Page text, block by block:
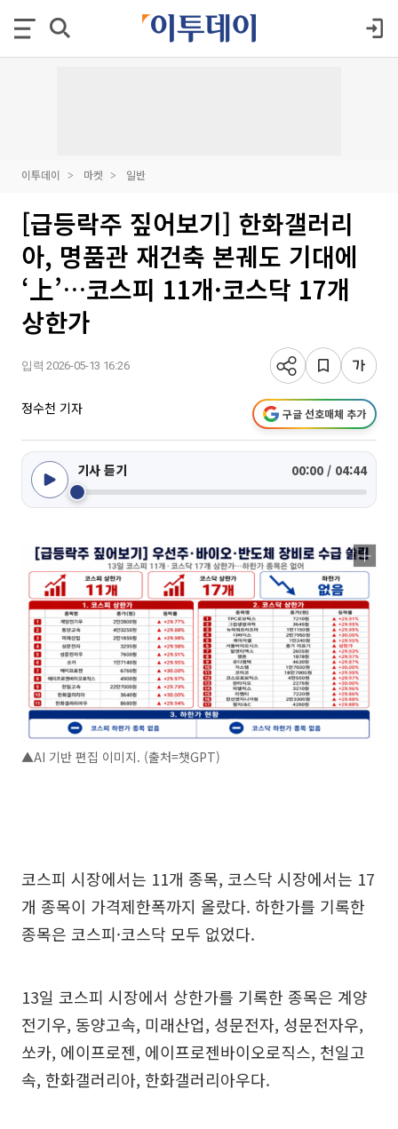
이투데이 마켓 일반
[급등락주 짚어보기] 한화갤러리
아, 명품관 재건축 본궤도 기대에
‘上’…코스피 11개·코스닥 17개
상한가
입력 2026-05-13 16:26
정수천 기자 구글 선호매체 추가
기사 듣기 00:00 / 04:44
▲AI 기반 편집 이미지. (출처=챗GPT)
코스피 시장에서는 11개 종목, 코스닥 시장에서는 17
개 종목이 가격제한폭까지 올랐다. 하한가를 기록한
종목은 코스피·코스닥 모두 없었다.
13일 코스피 시장에서 상한가를 기록한 종목은 계양
전기우, 동양고속, 미래산업, 성문전자, 성문전자우,
쏘카, 에이프로젠, 에이프로젠바이오로직스, 천일고
속, 한화갤러리아, 한화갤러리아우다.